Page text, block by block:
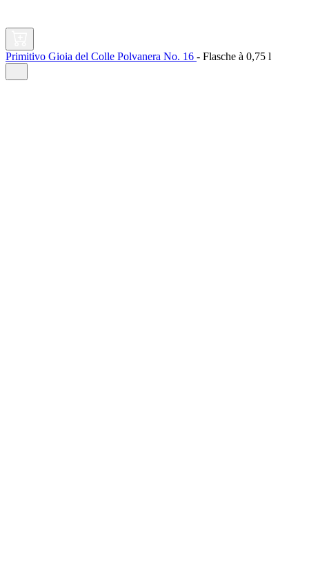
Primitivo Gioia del Colle Polvanera No. 16 - Flasche à 0,75 l